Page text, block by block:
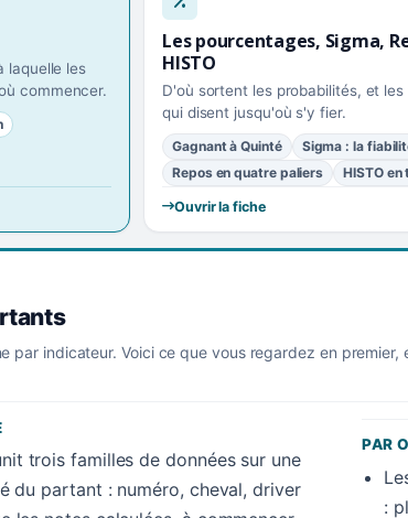
laquelle les
commencer.
Les pourcentages, Sigma,
HISTO
D'où sortent les probabilités, et
qui disent jusqu'où s'y fier.
Gagnant à Quinté
Sigma : la
Repos en quatre paliers
HISTO
Ouvrir la fiche
par indicateur. Voici ce que vous regardez en
trois familles de données sur une
du partant : numéro, cheval, driver
PAR
: